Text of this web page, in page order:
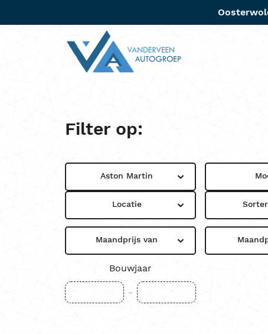
Filter op:
Aston Martin
Locatie
Maandprijs van
Bouwjaar
-